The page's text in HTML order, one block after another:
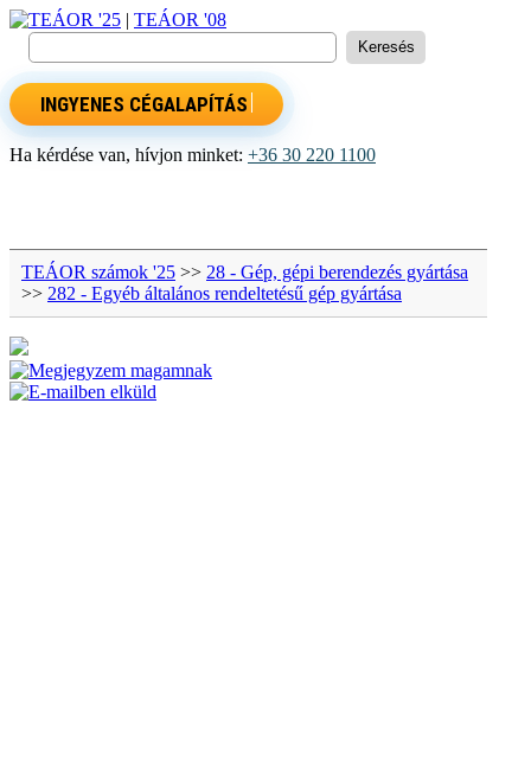
TEÁOR '25 | TEÁOR '08
INGYENES CÉGALAPÍTÁS
Ha kérdése van, hívjon minket: +36 30 220 1100
TEÁOR számok '25 >> 28 - Gép, gépi berendezés gyártása
>> 282 - Egyéb általános rendeltetésű gép gyártása